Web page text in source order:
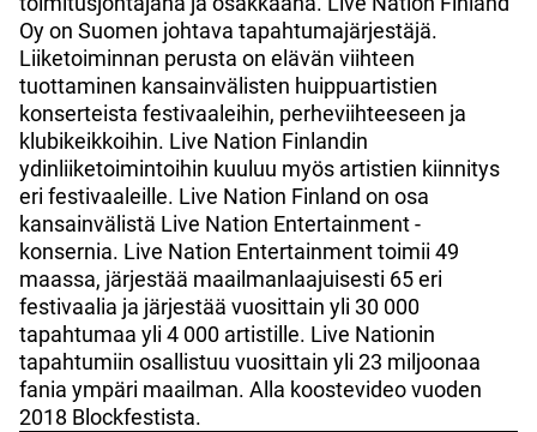
Oy on Suomen johtava tapahtumajärjestäjä.
Liiketoiminnan perusta on elävän viihteen
tuottaminen kansainvälisten huippuartistien
konserteista festivaaleihin, perheviihteeseen ja
klubikeikkoihin. Live Nation Finlandin
ydinliiketoimintoihin kuuluu myös artistien kiinnitys
eri festivaaleille. Live Nation Finland on osa
kansainvälistä Live Nation Entertainment -
konsernia. Live Nation Entertainment toimii 49
maassa, järjestää maailmanlaajuisesti 65 eri
festivaalia ja järjestää vuosittain yli 30 000
tapahtumaa yli 4 000 artistille. Live Nationin
tapahtumiin osallistuu vuosittain yli 23 miljoonaa
fania ympäri maailman. Alla koostevideo vuoden
2018 Blockfestista.